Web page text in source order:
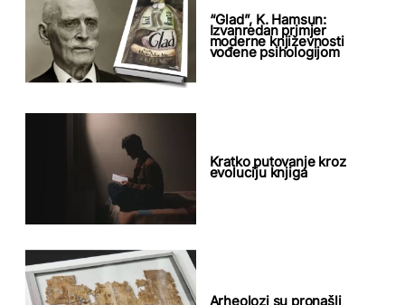
“Glad”, K. Hamsun:
Izvanredan primjer
moderne književnosti
vođene psihologijom
Kratko putovanje kroz
evoluciju knjiga
Arheolozi su pronašli